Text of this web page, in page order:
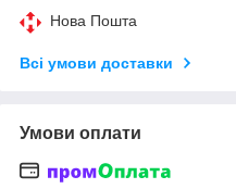
Нова Пошта
Всі умови доставки
Умови оплати